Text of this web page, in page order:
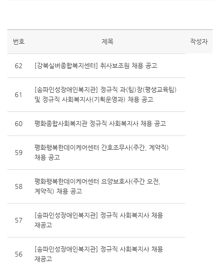
번호 제목 작성자
62 [강북실버종합복지센터] 취사보조원 채용 공고
61
[송파인성장애인복지관] 정규직 과(팀)장(평생교육팀)
및 정규직 사회복지사(기획운영과) 채용 공고
60 평화종합사회복지관 정규직 사회복지사 채용 공고
59
평화행복한데이케어센터 간호조무사(주간, 계약직)
채용 공고
58
평화행복한데이케어센터 요양보호사(주간 오전,
계약직) 채용 공고
57
[송파인성장애인복지관] 정규직 사회복지사 채용
재공고
56
[송파인성장애인복지관] 정규직 사회복지사 채용
재공고